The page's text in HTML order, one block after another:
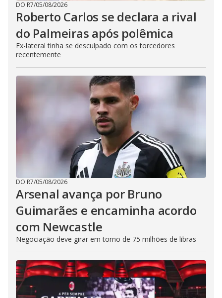
DO R7/05/08/2026
Roberto Carlos se declara a rival
do Palmeiras após polêmica
Ex-lateral tinha se desculpado com os torcedores
recentemente
DO R7/05/08/2026
Arsenal avança por Bruno
Guimarães e encaminha acordo
com Newcastle
Negociação deve girar em torno de 75 milhões de libras